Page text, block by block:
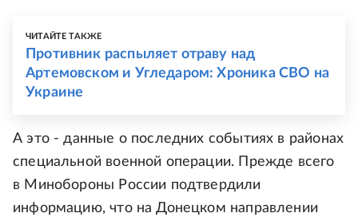
ЧИТАЙТЕ ТАКЖЕ
Противник распыляет отраву над
Артемовском и Угледаром: Хроника СВО на
Украине
А это - данные о последних событиях в районах
специальной военной операции. Прежде всего
в Минобороны России подтвердили
информацию, что на Донецком направлении